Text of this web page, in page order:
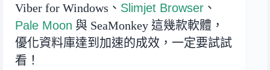
Viber for Windows、 Slimjet Browser 、
Pale Moon 與 SeaMonkey 這幾款軟體，
優化資料庫達到加速的成效，一定要試試
看！